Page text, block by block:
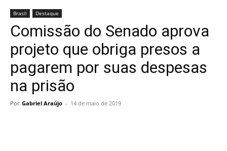
Brasil Destaque
Comissão do Senado aprova
projeto que obriga presos a
pagarem por suas despesas
na prisão
Por Gabriel Araújo - 14 de maio de 2019